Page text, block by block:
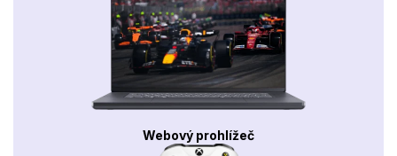
Webový prohlížeč